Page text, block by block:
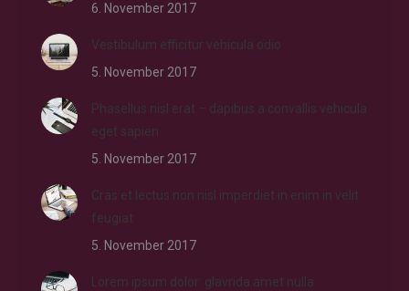
6. November 2017
Vestibulum efficitur vehicula odio
5. November 2017
Phasellus nisl erat – dapibus a convallis vehicula
eget sapien
5. November 2017
Cras et lectus non nisl imperdiet in enim in velit
feugiat
5. November 2017
Lorem ipsum dolor: glavrida amet nulla